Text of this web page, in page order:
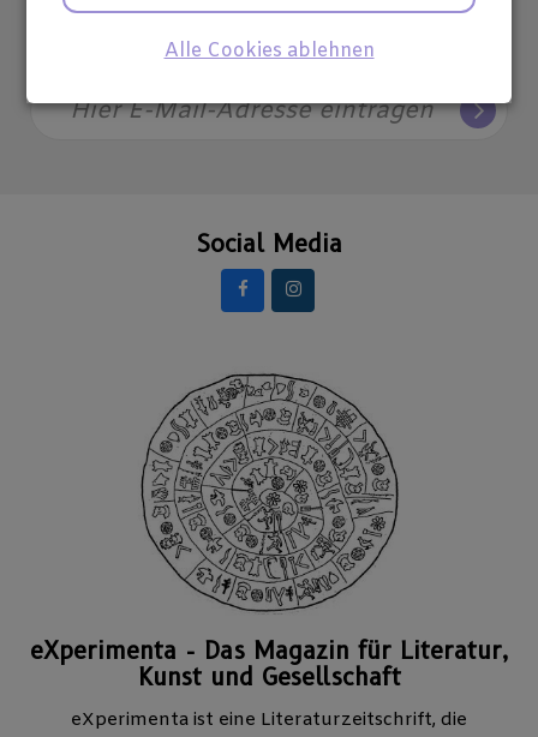
Abonniere unseren Newsletter
Hier E-Mail-Adresse eintragen
Social Media
eXperimenta - Das Magazin für Literatur,
Kunst und Gesellschaft
eXperimenta ist eine Literaturzeitschrift, die
Alle Cookies ablehnen